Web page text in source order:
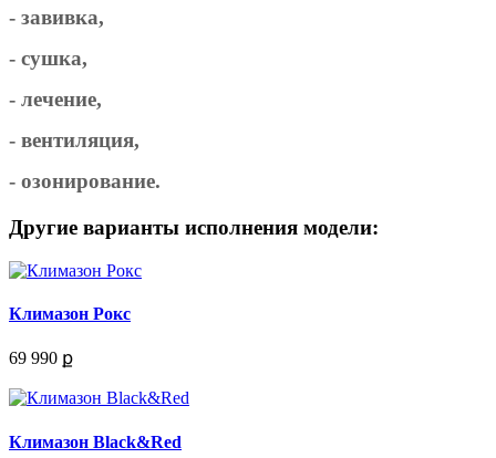
- завивка,
- сушка,
- лечение,
- вентиляция,
- озонирование.
Другие варианты исполнения модели:
Климазон Рокс
69 990 ք
Климазон Black&Red